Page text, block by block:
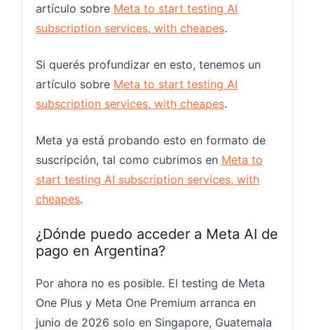
artículo sobre Meta to start testing AI
subscription services, with cheapes.
Si querés profundizar en esto, tenemos un
artículo sobre Meta to start testing AI
subscription services, with cheapes.
Meta ya está probando esto en formato de
suscripción, tal como cubrimos en Meta to
start testing AI subscription services, with
cheapes.
¿Dónde puedo acceder a Meta AI de
pago en Argentina?
Por ahora no es posible. El testing de Meta
One Plus y Meta One Premium arranca en
junio de 2026 solo en Singapore, Guatemala